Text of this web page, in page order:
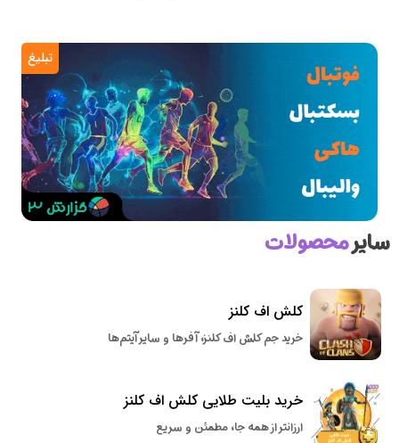
تبلیغ
سایرمحصولات
کلش اف کلنز
خرید جم کلش اف کلنز، آفرها و سایر آیتم‌ها
خرید بلیت طلایی کلش اف کلنز
ارزانتر از همه جا، مطمئن و سریع